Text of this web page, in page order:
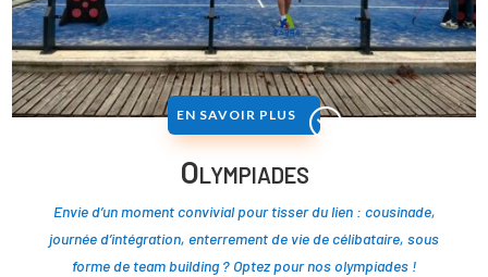
EN SAVOIR PLUS
Olympiades
Envie d’un moment convivial pour tisser du lien : cousinade,
journée d’intégration, enterrement de vie de célibataire, sous
forme de team building ? Optez pour nos olympiades !